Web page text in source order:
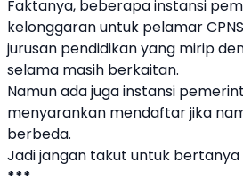
Faktanya, beberapa instansi
kelonggaran untuk pelamar CPNS
jurusan pendidikan yang mirip
selama masih berkaitan.
Namun ada juga instansi
menyarankan mendaftar jika
berbeda.
Jadi jangan takut untuk